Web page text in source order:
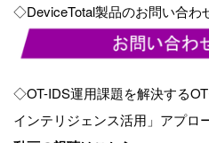
◇DeviceTotal製品のお問い合わ
◇OT-IDS運用課題を解決するOT
インテリジェンス活用」アプロ